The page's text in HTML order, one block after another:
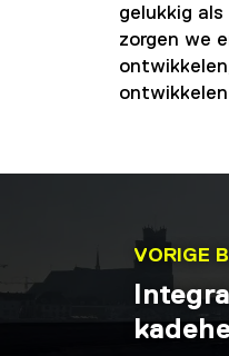
gelukkig
zorgen we
VORIGE